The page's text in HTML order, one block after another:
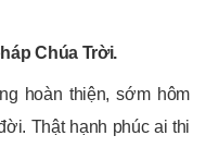
Chúa Trời.
hoàn thiện, sớm hôm
Thật hạnh phúc ai thi